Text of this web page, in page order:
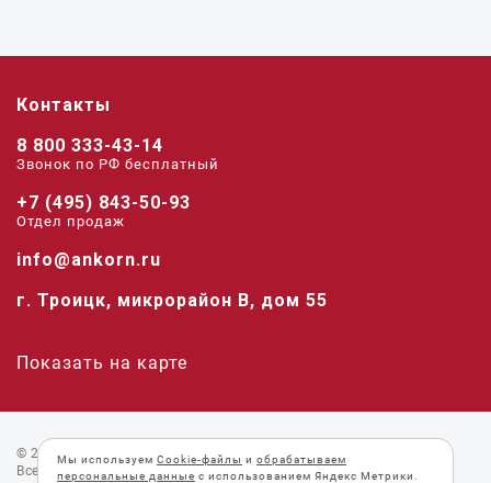
Контакты
8 800 333-43-14
Звонок по РФ беcплатный
+7 (495) 843-50-93
Отдел продаж
info@ankorn.ru
г. Троицк, микрорайон В, дом 55
Показать на карте
© 2026 «Анкорн».
Все права защищены.
Мы используем Cookie-файлы и обрабатываем
персональные данные с использованием Яндекс Метрики.